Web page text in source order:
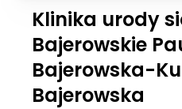
Klinika urody
Bajerowskie
Bajerowska-
Bajerowska